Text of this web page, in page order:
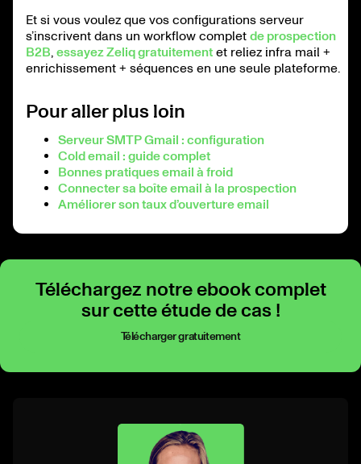
Et si vous voulez que vos configurations serveur
s’inscrivent dans un workflow complet de prospection
B2B, essayez Zeliq gratuitement et reliez infra mail +
enrichissement + séquences en une seule plateforme.
Pour aller plus loin
Serveur SMTP Gmail : configuration
Cold email : guide complet
Bonnes pratiques email à froid
Connecter sa boîte email à la prospection
Améliorer son taux d’ouverture email
Téléchargez notre ebook complet
sur cette étude de cas !
Télécharger gratuitement